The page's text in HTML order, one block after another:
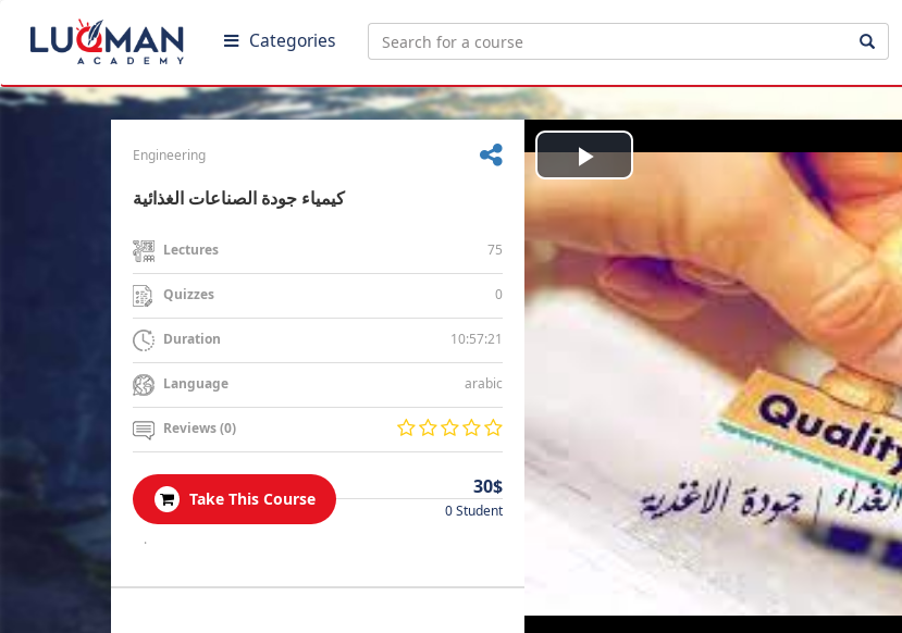
Categories
Engineering
كيمياء جودة الصناعات الغذائية
Lectures 75
Quizzes 0
Duration 10:57:21
Language arabic
Reviews (0)
Take This Course
30$
0 Student
.
Play
Video